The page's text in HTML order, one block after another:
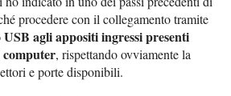
procedere con il collegamento tramite
USB agli appositi ingressi presenti
computer, rispettando ovviamente la
e porte disponibili.